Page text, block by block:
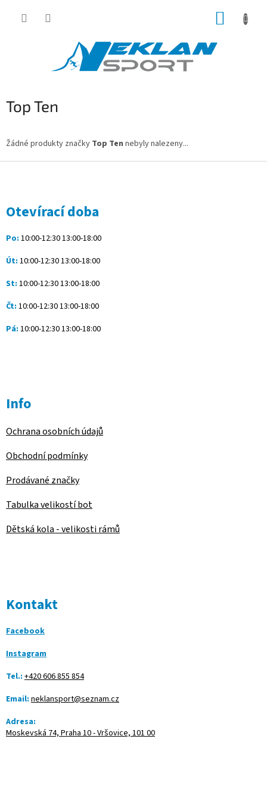
Top Ten
Žádné produkty značky Top Ten nebyly nalezeny...
Otevírací doba
Po: 10:00-12:30 13:00-18:00
Út: 10:00-12:30 13:00-18:00
St: 10:00-12:30 13:00-18:00
Čt: 10:00-12:30 13:00-18:00
Pá: 10:00-12:30 13:00-18:00
Info
Ochrana osobních údajů
Obchodní podmínky
Prodávané značky
Tabulka velikostí bot
Dětská kola - velikosti rámů
Kontakt
Facebook
Instagram
Tel.: +420 606 855 854
Email: neklansport@seznam.cz
Adresa:
Moskevská 74, Praha 10 - Vršovice, 101 00